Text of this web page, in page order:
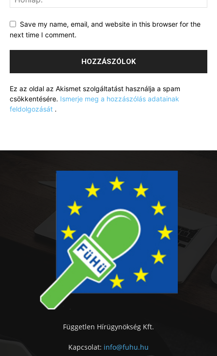
Save my name, email, and website in this browser for the
next time I comment.
Ez az oldal az Akismet szolgáltatást használja a spam
csökkentésére. Ismerje meg a hozzászólás adatainak
feldolgozását .
Független Hírügynökség Kft.
Kapcsolat: info@fuhu.hu